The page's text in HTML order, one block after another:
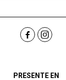
PRESENTE EN
 